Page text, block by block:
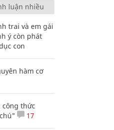
luận nhiều
trai và em gái
ý còn phát
con
hàm cơ
công thức
17